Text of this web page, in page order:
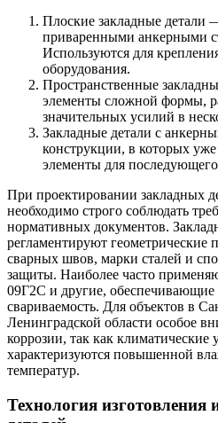
Плоские закладные детали
приваренными анкерными
Используются для
оборудования.
Пространственные
элементы сложной формы,
значительных усилий в
Закладные детали с
конструкции, в которых
элементы для
При проектировании закладных
необходимо строго соблюдать
нормативных документов.
регламентируют геометрические
сварных швов, марки сталей и
защиты. Наиболее часто
09Г2С и другие,
свариваемость. Для объектов в
Ленинградской области особое
коррозии, так как климатические
характеризуются повышенной
температур.
Технология